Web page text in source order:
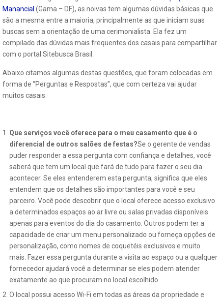
Manancial (Gama – DF), as noivas tem algumas dúvidas básicas que
são a mesma entre a maioria, principalmente as que iniciam suas
buscas sem a orientação de uma cerimonialista. Ela fez um
compilado das dúvidas mais frequentes dos casais para compartilhar
com o portal Sitebusca Brasil.
Abaixo citamos algumas destas questões, que foram colocadas em
forma de “Perguntas e Respostas”, que com certeza vai ajudar
muitos casais.
Que serviços você oferece para o meu casamento que é o
diferencial de outros salões de festas?Se o gerente de vendas
puder responder a essa pergunta com confiança e detalhes, você
saberá que tem um local que fará de tudo para fazer o seu dia
acontecer. Se eles entenderem esta pergunta, significa que eles
entendem que os detalhes são importantes para você e seu
parceiro. Você pode descobrir que o local oferece acesso exclusivo
a determinados espaços ao ar livre ou salas privadas disponíveis
apenas para eventos do dia do casamento. Outros podem ter a
capacidade de criar um menu personalizado ou forneça opções de
personalização, como nomes de coquetéis exclusivos e muito
mais. Fazer essa pergunta durante a visita ao espaço ou a qualquer
fornecedor ajudará você a determinar se eles podem atender
exatamente ao que procuram no local escolhido.
O local possui acesso Wi-Fi em todas as áreas da propriedade e